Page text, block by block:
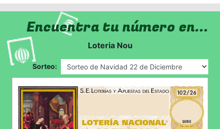
Encuentra tu número en...
Loteria Nou
Sorteo: